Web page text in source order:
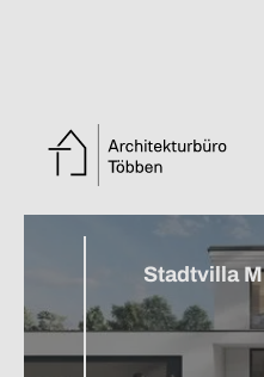
Zurück zur Übersicht
Stadtvilla M